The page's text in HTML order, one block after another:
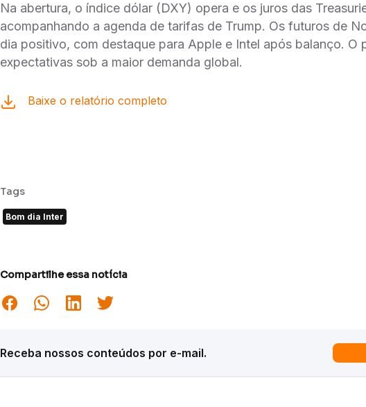
Na abertura, o índice dólar (DXY) opera e os juros das
acompanhando a agenda de tarifas de Trump. Os futuros de
dia positivo, com destaque para Apple e Intel após balanço. O
expectativas sob a maior demanda global.
Baixe o relatório completo
Tags
Bom dia Inter
Compartilhe essa notícia
Receba nossos conteúdos por e-mail.